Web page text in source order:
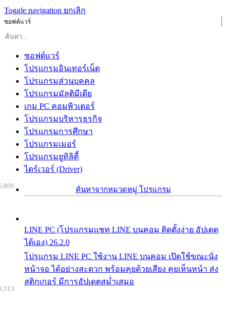
Toggle navigation ยกเลิก
ซอฟต์แวร์
ซอฟต์แวร์
โปรแกรมอินเทอร์เน็ต
โปรแกรมส่วนบุคคล
โปรแกรมมัลติมีเดีย
เกม PC คอมพิวเตอร์
โปรแกรมบริหารธุรกิจ
โปรแกรมการศึกษา
โปรแกรมเมอร์
โปรแกรมยูทิลิตี้
ไดร์เวอร์ (Driver)
ค้นหาจากหมวดหมู่ โปรแกรม
LINE PC (โปรแกรมแชท LINE บนคอม ติดตั้งง่าย อัปเดต
ได้เอง) 26.2.0
โปรแกรม LINE PC ใช้งาน LINE บนคอม เปิดใช้ขณะนั่ง
หน้าจอ ได้อย่างสะดวก พร้อมคุยด้วยเสียง คุยเห็นหน้า ส่ง
สติกเกอร์ มีการอัปเดตสม่ำเสมอ